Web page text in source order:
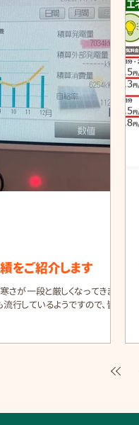
housing/kyutokidonyu/ky
給湯省エネ2026年とは？ ✔
コキュート）導入を支援する国
削減を促進します。 補助対象
以降に工事に着手したもの が
対象機器と補助金額〉 ① ヒート
ート) ● 基本要件を満たした場
● 加算要件を満たした場合
② ハイブリッド給湯機 ● 基
補助額 ：10万円／
をご紹介します
さが一段と厳しくなってきまし
行しているようですので、皆さ
間 6,102kWh 当時の発電シミュ
電量 契約前は「本当にシミュレ